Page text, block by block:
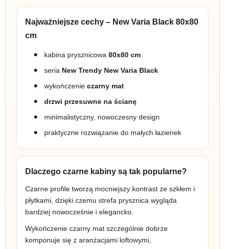
Najważniejsze cechy – New Varia Black 80x80
cm
kabina prysznicowa 80x80 cm
seria New Trendy New Varia Black
wykończenie czarny mat
drzwi przesuwne na ścianę
minimalistyczny, nowoczesny design
praktyczne rozwiązanie do małych łazienek
Dlaczego czarne kabiny są tak popularne?
Czarne profile tworzą mocniejszy kontrast ze szkłem i
płytkami, dzięki czemu strefa prysznica wygląda
bardziej nowocześnie i elegancko.
Wykończenie czarny mat szczególnie dobrze
komponuje się z aranżacjami loftowymi,